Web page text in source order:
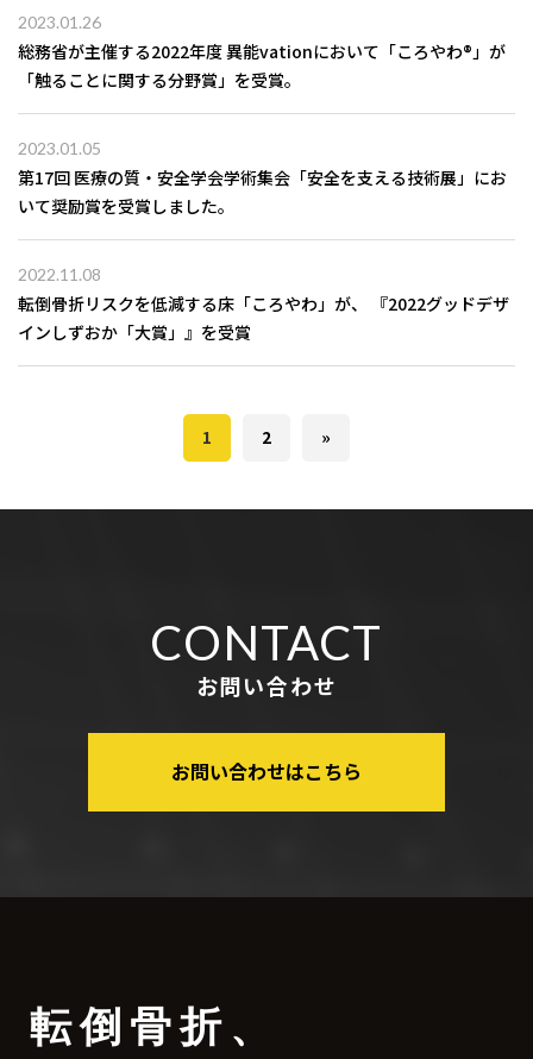
2023.01.26
総務省が主催する2022年度 異能vationにおいて「ころやわ®️」が
「触ることに関する分野賞」を受賞。
2023.01.05
第17回 医療の質・安全学会学術集会「安全を支える技術展」にお
いて奨励賞を受賞しました。
2022.11.08
転倒骨折リスクを低減する床「ころやわ」が、 『2022グッドデザ
インしずおか「大賞」』を受賞
1 2 »
CONTACT
お問い合わせ
お問い合わせはこちら
転倒骨折 、